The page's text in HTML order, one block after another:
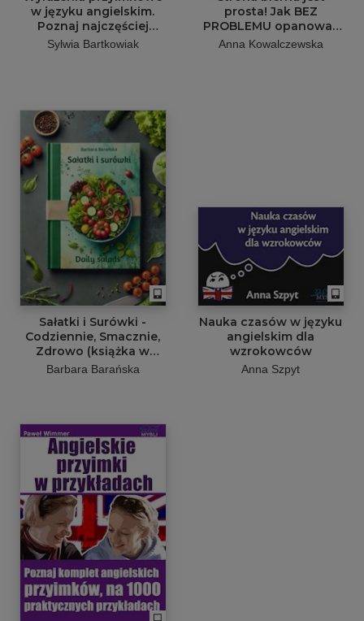
w języku angielskim.
Poznaj najczęściej
używane wyrażenia
przyimkowe w 10
Sylwia Bartkowiak
prosta! Jak BEZ
PROBLEMU opanować
stronę bierną w języku
Anna Kowalczewska
Sałatki i Surówki -
Codziennie, Smacznie,
Zdrowo (książka w
wersji polskiej i
Barbara Barańska
Nauka czasów w języku
angielskim dla
wzrokowców
Anna Szpyt